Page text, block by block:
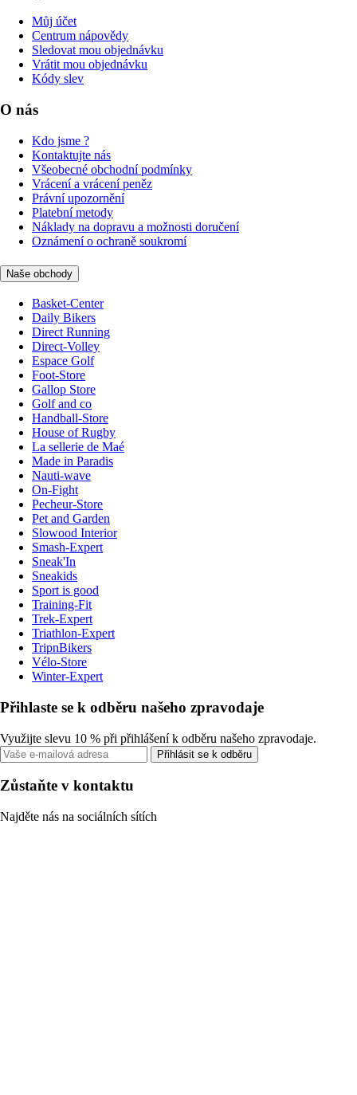
Můj účet
Centrum nápovědy
Sledovat mou objednávku
Vrátit mou objednávku
Kódy slev
O nás
Kdo jsme ?
Kontaktujte nás
Všeobecné obchodní podmínky
Vrácení a vrácení peněz
Právní upozornění
Platební metody
Náklady na dopravu a možnosti doručení
Oznámení o ochraně soukromí
Naše obchody
Basket-Center
Daily Bikers
Direct Running
Direct-Volley
Espace Golf
Foot-Store
Gallop Store
Golf and co
Handball-Store
House of Rugby
La sellerie de Maé
Made in Paradis
Nauti-wave
On-Fight
Pecheur-Store
Pet and Garden
Slowood Interior
Smash-Expert
Sneak'In
Sneakids
Sport is good
Training-Fit
Trek-Expert
Triathlon-Expert
TripnBikers
Vélo-Store
Winter-Expert
Přihlaste se k odběru našeho zpravodaje
Využijte slevu 10 % při přihlášení k odběru našeho zpravodaje.
Přihlásit se k odběru
Zůstaňte v kontaktu
Najděte nás na sociálních sítích